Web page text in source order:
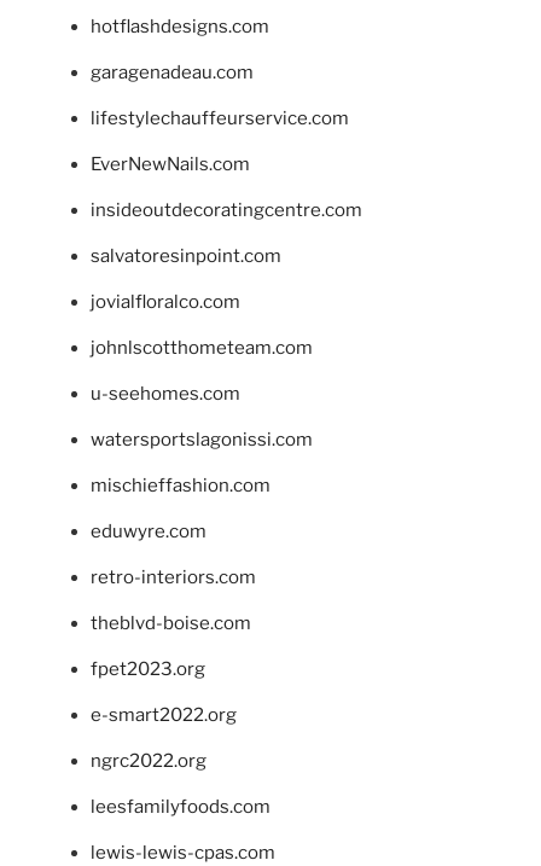
hotflashdesigns.com
garagenadeau.com
lifestylechauffeurservice.com
EverNewNails.com
insideoutdecoratingcentre.com
salvatoresinpoint.com
jovialfloralco.com
johnlscotthometeam.com
u-seehomes.com
watersportslagonissi.com
mischieffashion.com
eduwyre.com
retro-interiors.com
theblvd-boise.com
fpet2023.org
e-smart2022.org
ngrc2022.org
leesfamilyfoods.com
lewis-lewis-cpas.com